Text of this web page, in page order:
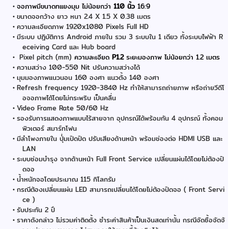
จอภาพมีขนาดทแยงมุม ไม่น้อยกว่า 110 นิ้ว16:9
ขนาดจอกว้าง ยาว หนา 2.4 X 1.5 X 0.38 เมตร
ความละเอียดภาพ 1920x1080 Pixels Full HD
มีระบบ ปฎิบัติการ Android ภายใน รวม 3 ระบบใน 1 เดียว ทั้งระบบไฟฟ้า R
eceiving Card และ Hub board
Pixel pitch (mm) ความละเอียด P1.2 ระยะมองภาพ ไม่น้อยกว่า 1.2 เมตร
ความสว่าง 100-550 Nit ปรับความสว่างได้
มุมมองภาพแนวนอน 160 องศา แนวตั้ง 140 องศา
Refresh frequency 1920-3840 Hz ทำให้สามารถถ่ายภาพ หรือถ่ายวีดีโ
อจอภาพได้โดยไม่กระพริบ เป็นคลื่น
Video Frame Rate 50/60 Hz
รองรับการแสดงภาพแบบไร้สายจาก อุปกรณ์ได้พร้อมกัน 4 อุปกรณ์ ทั้งคอม
พิวเตอร์ สมาร์ทโฟน
มีลำโพงภายใน ปุ่่มเปิดปิด ปรับเสียงด้านหน้า พร้อมช่องต่อ HDMI USB และ
LAN
ระบบซ่อมบำรุง จากด้านหน้า Full Front Service เปลี่ยนแผ่นได้โดยไม่ต้องปิ
ดจอ
น้ำหนักจอโดยประมาณ 115 กิโลกรัม
กรณีต้องเปลี่ยนแผ่น LED สามารถเปลี่ยนได้โดยไม่ต้องปิดจอ ( Front Servi
ce )
รับประกัน 2 ปี
ราคาดังกล่าว ไม่รวมค่าติดตั้ง ชำระค่าสินค้าเป็นเงินสดเท่านั้น กรณีจัดซื้อจัดจ้